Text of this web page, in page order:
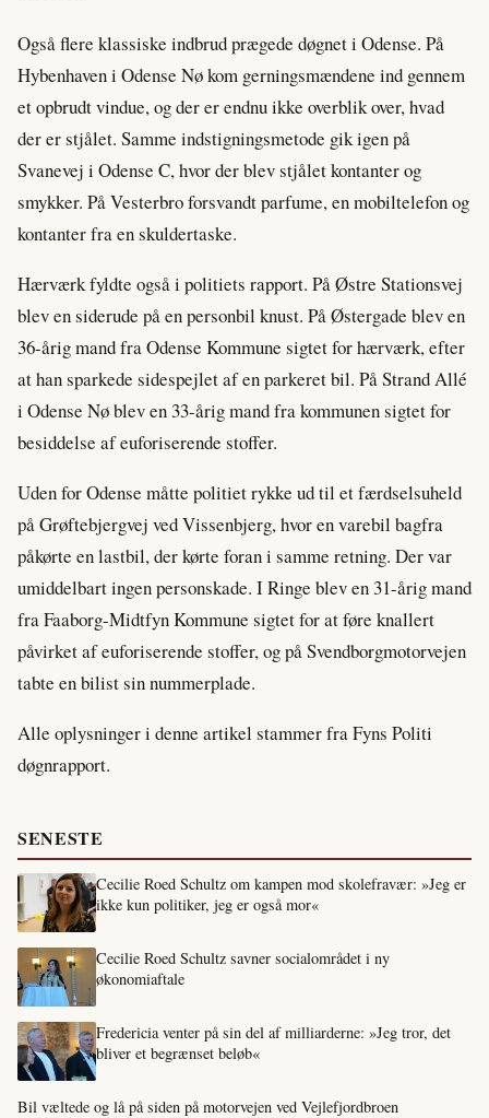
Også flere klassiske indbrud prægede døgnet i Odense. På
Hybenhaven i Odense Nø kom gerningsmændene ind gennem
et opbrudt vindue, og der er endnu ikke overblik over, hvad
der er stjålet. Samme indstigningsmetode gik igen på
Svanevej i Odense C, hvor der blev stjålet kontanter og
smykker. På Vesterbro forsvandt parfume, en mobiltelefon og
kontanter fra en skuldertaske.
Hærværk fyldte også i politiets rapport. På Østre Stationsvej
blev en siderude på en personbil knust. På Østergade blev en
36-årig mand fra Odense Kommune sigtet for hærværk, efter
at han sparkede sidespejlet af en parkeret bil. På Strand Allé
i Odense Nø blev en 33-årig mand fra kommunen sigtet for
besiddelse af euforiserende stoffer.
Uden for Odense måtte politiet rykke ud til et færdselsuheld
på Grøftebjergvej ved Vissenbjerg, hvor en varebil bagfra
påkørte en lastbil, der kørte foran i samme retning. Der var
umiddelbart ingen personskade. I Ringe blev en 31-årig mand
fra Faaborg-Midtfyn Kommune sigtet for at føre knallert
påvirket af euforiserende stoffer, og på Svendborgmotorvejen
tabte en bilist sin nummerplade.
Alle oplysninger i denne artikel stammer fra Fyns Politi
døgnrapport.
SENESTE
Cecilie Roed Schultz om kampen mod skolefravær: »Jeg er
ikke kun politiker, jeg er også mor«
Cecilie Roed Schultz savner socialområdet i ny
økonomiaftale
Fredericia venter på sin del af milliarderne: »Jeg tror, det
bliver et begrænset beløb«
Bil væltede og lå på siden på motorvejen ved Vejlefjordbroen